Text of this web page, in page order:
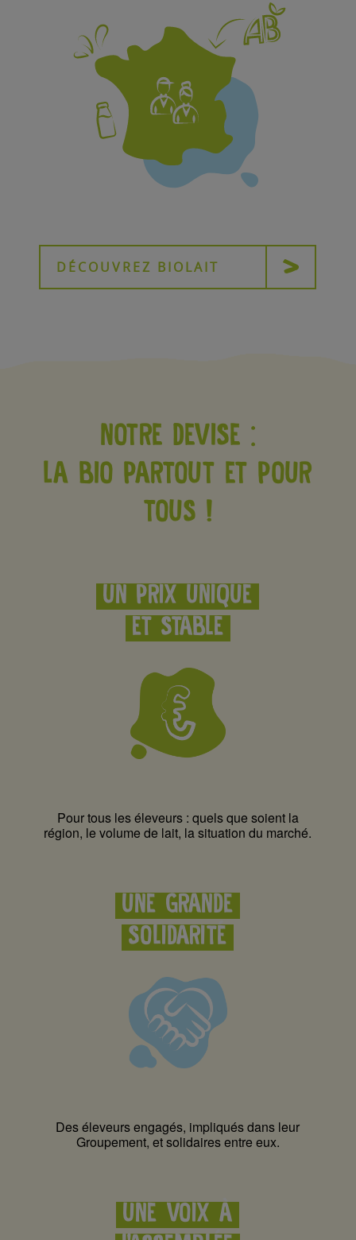
DÉCOUVREZ BIOLAIT
NOTRE DEVISE :
LA BIO PARTOUT ET POUR
TOUS !
UN PRIX UNIQUE
ET STABLE
Pour tous les éleveurs : quels que soient la
région, le volume de lait, la situation du marché.
UNE GRANDE
SOLIDARITÉ
Des éleveurs engagés, impliqués dans leur
Groupement, et solidaires entre eux.
UNE VOIX À